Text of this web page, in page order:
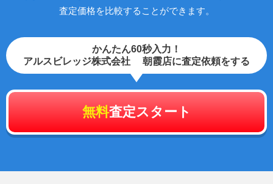
査定価格を比較することができます。
かんたん60秒入力！
アルスビレッジ株式会社 朝霞店に査定依頼をする
無料査定スタート